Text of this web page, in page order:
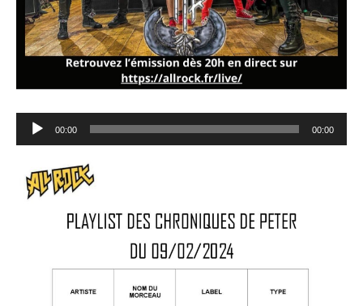
Lecteur
audio
00:00 00:00